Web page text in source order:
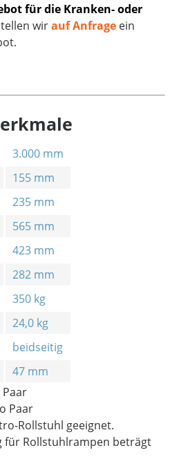
für die Kranken- oder
wirauf Anfrage ein
3.000 mm
155 mm
235 mm
565 mm
423 mm
282 mm
350 kg
24,0 kg
beidseitig
47 mm
Paar
Rollstuhl geeignet.
für Rollstuhlrampen beträgt